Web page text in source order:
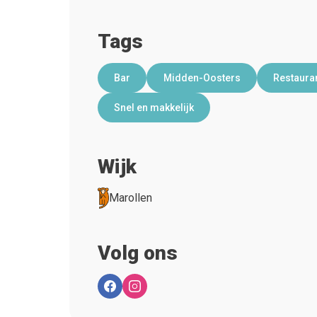
Tags
Bar Midden-Oosters
Snel en makkelijk
Wijk
Marollen
Volg ons